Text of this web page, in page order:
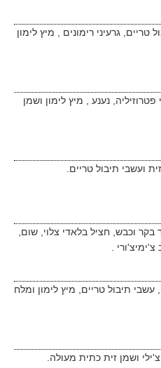
גרעיני רימונים , מיץ לימון
נענע , מיץ לימון ושמן
ועשבי תיבול טריים.
וכבש, חציל בלאדי צלוי, שום,
.
עשבי תיבול טריים, מיץ לימון ומלח
ושמן זית כתית מעולה.